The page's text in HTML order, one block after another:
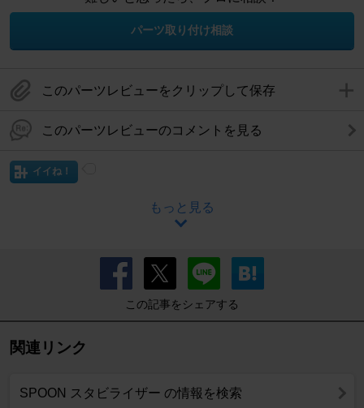
パーツ取り付け相談
このパーツレビューをクリップして保存
このパーツレビューのコメントを見る
イイね！
もっと見る
この記事をシェアする
関連リンク
SPOON スタビライザー の情報を検索